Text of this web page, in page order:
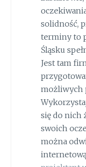
solidność,
terminy to
Śląsku
Jest tam
możliwych
się do nich
swoich
można